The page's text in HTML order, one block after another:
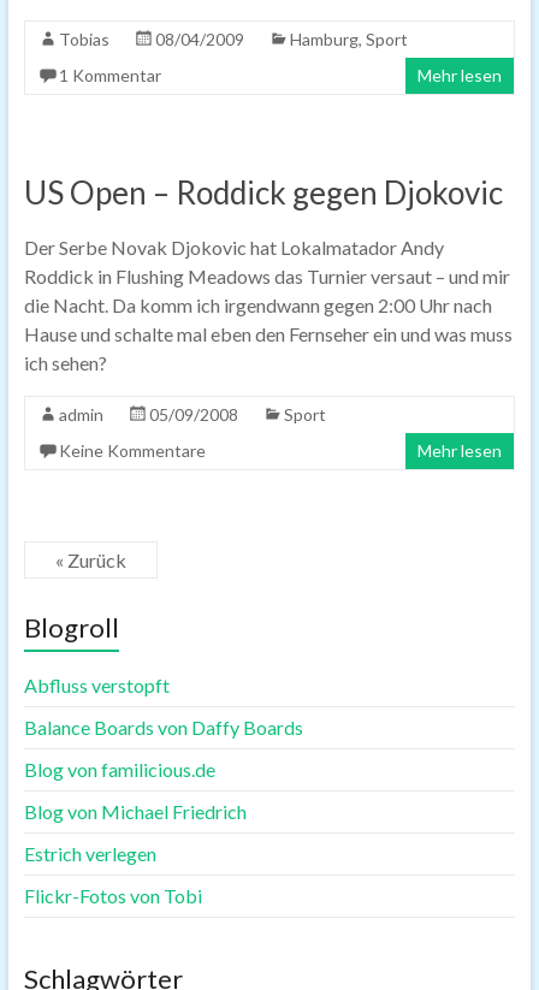
Tobias 08/04/2009 Hamburg, Sport
1 Kommentar
Mehr lesen
US Open – Roddick gegen Djokovic
Der Serbe Novak Djokovic hat Lokalmatador Andy
Roddick in Flushing Meadows das Turnier versaut – und mir
die Nacht. Da komm ich irgendwann gegen 2:00 Uhr nach
Hause und schalte mal eben den Fernseher ein und was muss
ich sehen?
admin 05/09/2008
Sport
Keine Kommentare
Mehr lesen
« Zurück
Blogroll
Abfluss verstopft
Balance Boards von Daffy Boards
Blog von familicious.de
Blog von Michael Friedrich
Estrich verlegen
Flickr-Fotos von Tobi
Schlagwörter